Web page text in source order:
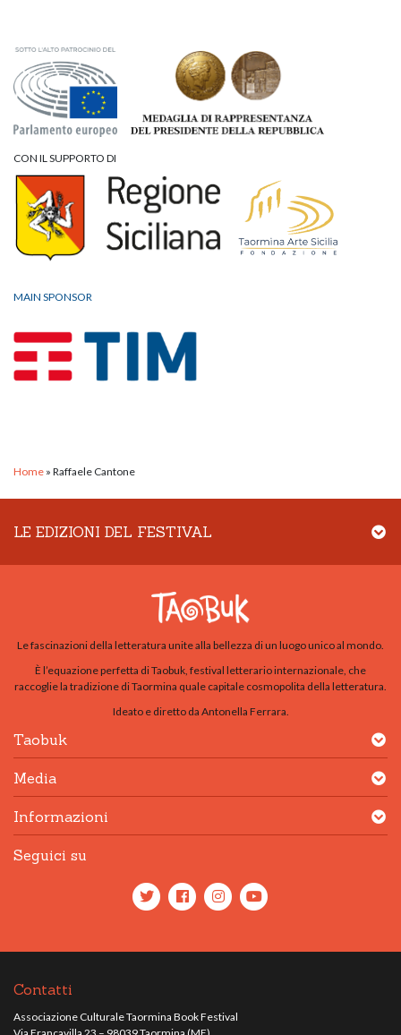
CON IL SUPPORTO DI
MAIN SPONSOR
Home » Raffaele Cantone
LE EDIZIONI DEL FESTIVAL
Le fascinazioni della letteratura unite alla bellezza di un luogo unico al mondo.
È l’equazione perfetta di Taobuk, festival letterario internazionale, che
raccoglie la tradizione di Taormina quale capitale cosmopolita della letteratura.
Ideato e diretto da Antonella Ferrara.
Taobuk
Media
Informazioni
Seguici su
Contatti
Associazione Culturale Taormina Book Festival